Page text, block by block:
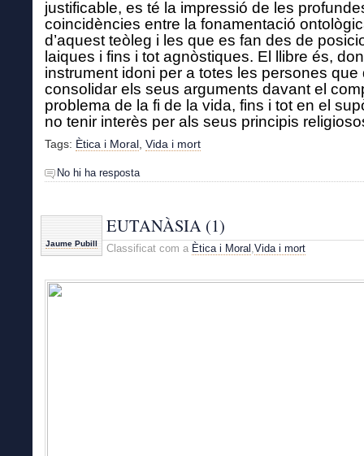
justificable, es té la impressió de les
coincidències entre la fonamentació
d’aquest teòleg i les que es fan des de
laiques i fins i tot agnòstiques. El llibre és,
instrument idoni per a totes les persones que
consolidar els seus arguments davant el
problema de la fi de la vida, fins i tot en el
no tenir interès per als seus principis
Tags: Ètica i Moral Vida i mort
No hi ha resposta
Jaume Pubill
EUTANÀSIA (1)
Classificat com a Ètica i Moral ,Vida i mort